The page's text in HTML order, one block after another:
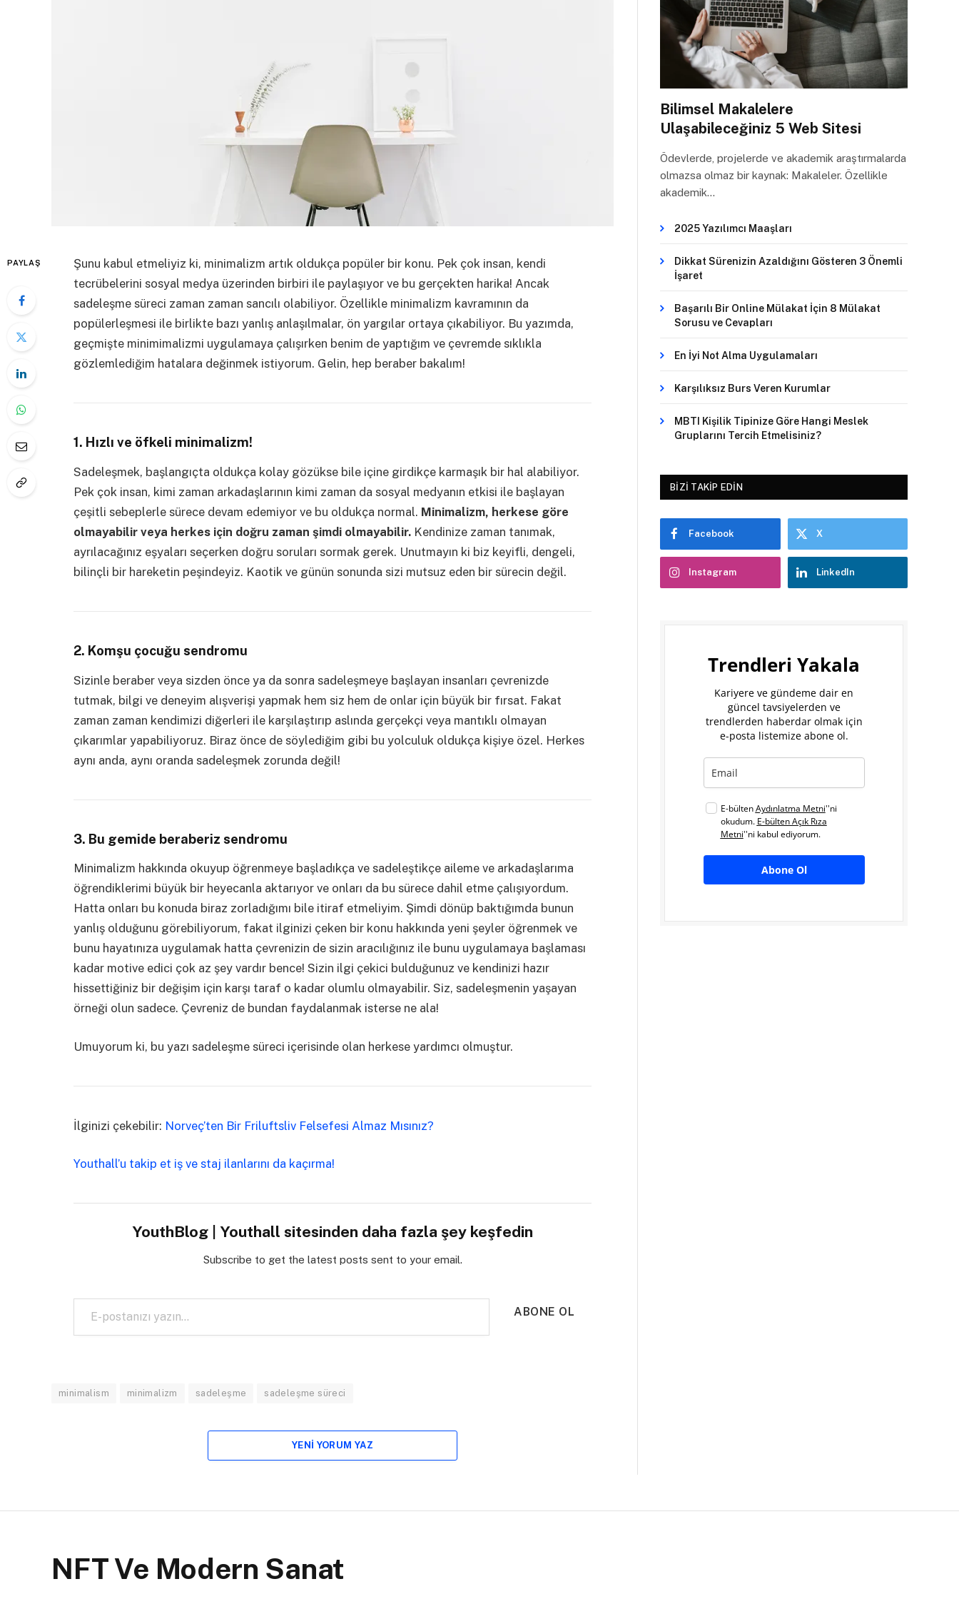
PAYLAŞ
Şunu kabul etmeliyiz ki, minimalizm artık oldukça popüler bir konu. Pek çok insan, kendi
tecrübelerini sosyal medya üzerinden birbiri ile paylaşıyor ve bu gerçekten harika! Ancak
sadeleşme süreci zaman zaman sancılı olabiliyor. Özellikle minimalizm kavramının da
popülerleşmesi ile birlikte bazı yanlış anlaşılmalar, ön yargılar ortaya çıkabiliyor. Bu yazımda,
geçmişte minimimalizmi uygulamaya çalışırken benim de yaptığım ve çevremde sıklıkla
gözlemlediğim hatalara değinmek istiyorum. Gelin, hep beraber bakalım!
1. Hızlı ve öfkeli minimalizm!
Sadeleşmek, başlangıçta oldukça kolay gözükse bile içine girdikçe karmaşık bir hal alabiliyor.
Pek çok insan, kimi zaman arkadaşlarının kimi zaman da sosyal medyanın etkisi ile başlayan
çeşitli sebeplerle sürece devam edemiyor ve bu oldukça normal. Minimalizm, herkese göre
olmayabilir veya herkes için doğru zaman şimdi olmayabilir. Kendinize zaman tanımak,
ayrılacağınız eşyaları seçerken doğru soruları sormak gerek. Unutmayın ki biz keyifli, dengeli,
bilinçli bir hareketin peşindeyiz. Kaotik ve günün sonunda sizi mutsuz eden bir sürecin değil.
2. Komşu çocuğu sendromu
Sizinle beraber veya sizden önce ya da sonra sadeleşmeye başlayan insanları çevrenizde
tutmak, bilgi ve deneyim alışverişi yapmak hem siz hem de onlar için büyük bir fırsat. Fakat
zaman zaman kendimizi diğerleri ile karşılaştırıp aslında gerçekçi veya mantıklı olmayan
çıkarımlar yapabiliyoruz. Biraz önce de söylediğim gibi bu yolculuk oldukça kişiye özel. Herkes
aynı anda, aynı oranda sadeleşmek zorunda değil!
3. Bu gemide beraberiz sendromu
Minimalizm hakkında okuyup öğrenmeye başladıkça ve sadeleştikçe aileme ve arkadaşlarıma
öğrendiklerimi büyük bir heyecanla aktarıyor ve onları da bu sürece dahil etme çalışıyordum.
Hatta onları bu konuda biraz zorladığımı bile itiraf etmeliyim. Şimdi dönüp baktığımda bunun
yanlış olduğunu görebiliyorum, fakat ilginizi çeken bir konu hakkında yeni şeyler öğrenmek ve
bunu hayatınıza uygulamak hatta çevrenizin de sizin aracılığınız ile bunu uygulamaya başlaması
kadar motive edici çok az şey vardır bence! Sizin ilgi çekici bulduğunuz ve kendinizi hazır
hissettiğiniz bir değişim için karşı taraf o kadar olumlu olmayabilir. Siz, sadeleşmenin yaşayan
örneği olun sadece. Çevreniz de bundan faydalanmak isterse ne ala!
Umuyorum ki, bu yazı sadeleşme süreci içerisinde olan herkese yardımcı olmuştur.
İlginizi çekebilir: Norveç’ten Bir Friluftsliv Felsefesi Almaz Mısınız?
Youthall’u takip et iş ve staj ilanlarını da kaçırma!
YouthBlog | Youthall sitesinden daha fazla şey keşfedin
Subscribe to get the latest posts sent to your email.
E-postanızı yazın…
ABONE OL
minimalism minimalizm sadeleşme sadeleşme süreci
YENI YORUM YAZ
Bilimsel Makalelere
Ulaşabileceğiniz 5 Web Sitesi
Ödevlerde, projelerde ve akademik araştırmalarda
olmazsa olmaz bir kaynak: Makaleler. Özellikle
akademik…
2025 Yazılımcı Maaşları
Dikkat Sürenizin Azaldığını Gösteren 3 Önemli
İşaret
Başarılı Bir Online Mülakat İçin 8 Mülakat
Sorusu ve Cevapları
En İyi Not Alma Uygulamaları
Karşılıksız Burs Veren Kurumlar
MBTI Kişilik Tipinize Göre Hangi Meslek
Gruplarını Tercih Etmelisiniz?
BIZI TAKIP EDIN
Facebook X
Instagram LinkedIn
Trendleri Yakala
Kariyere ve gündeme dair en
güncel tavsiyelerden ve
trendlerden haberdar olmak için
e-posta listemize abone ol.
E-bültenAydınlatma Metni''ni
okudum. E-bülten Açık Rıza
Metni''ni kabul ediyorum.
Abone Ol
NFT Ve Modern Sanat